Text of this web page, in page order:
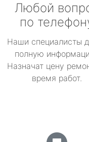
Любой
по
Наши специалисты
полную
Назначат цену
время работ.